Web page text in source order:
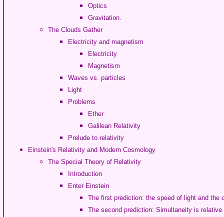
Optics
Gravitation.
The Clouds Gather
Electricity and magnetism
Electricity
Magnetism
Waves vs. particles
Light
Problems
Ether
Galilean Relativity
Prelude to relativity
Einstein's Relativity and Modern Cosmology
The Special Theory of Relativity
Introduction
Enter Einstein
The first prediction: the speed of light and the
The second prediction: Simultaneity is relative